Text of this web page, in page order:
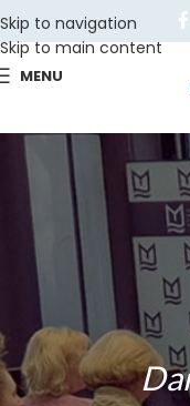
Skip to navigation
Skip to main content
MENU